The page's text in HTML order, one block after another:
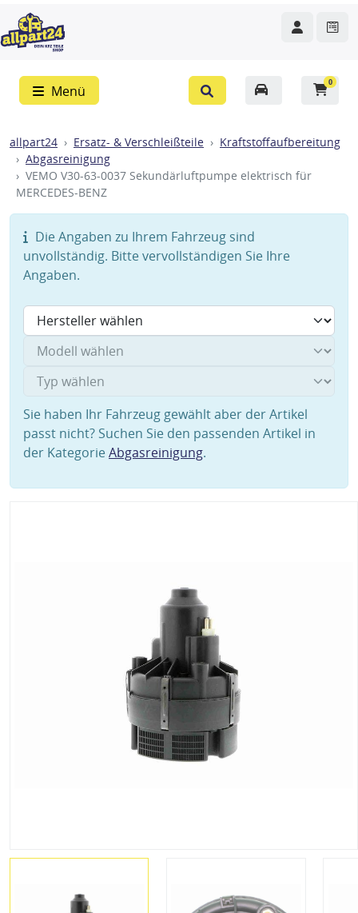
Menü
0
allpart24 Ersatz- & Verschleißteile
Kraftstoffaufbereitung
Abgasreinigung
VEMO V30-63-0037 Sekundärluftpumpe elektrisch für
MERCEDES-BENZ
Die Angaben zu Ihrem Fahrzeug sind
unvollständig. Bitte vervollständigen Sie Ihre
Angaben.
Sie haben Ihr Fahrzeug gewählt aber der Artikel
passt nicht? Suchen Sie den passenden Artikel in
der KategorieAbgasreinigung.